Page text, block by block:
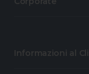
Informazioni al